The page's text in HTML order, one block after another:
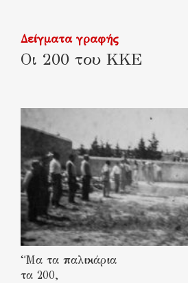
Δείγματα γραφής
Οι 200 του ΚΚΕ
“Μα τα παλικάρια
τα 200,